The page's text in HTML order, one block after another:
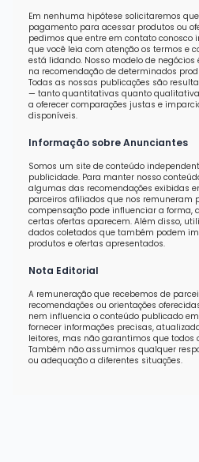
Em nenhuma hipótese solicitaremos
pagamento para acessar produtos ou
pedimos que entre em contato
que você leia com atenção os termos e
está lidando. Nosso modelo de
na recomendação de determinados
Todas as nossas publicações são
— tanto quantitativas quanto
a oferecer comparações justas e
disponíveis.
Informação sobre Anunciantes
Somos um site de conteúdo
publicidade. Para manter nosso
algumas das recomendações exibidas
parceiros afiliados que nos remuneram
compensação pode influenciar a forma,
certas ofertas aparecem. Além disso,
dados coletados que também podem
produtos e ofertas apresentados.
Nota Editorial
A remuneração que recebemos de
recomendações ou orientações
nem influencia o conteúdo publicado
fornecer informações precisas,
leitores, mas não garantimos que todos
Também não assumimos qualquer
ou adequação a diferentes situações.